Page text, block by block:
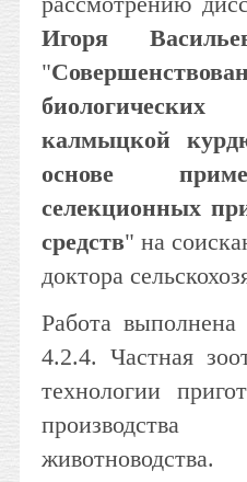
Игоря
"
калмыцкой
основе
селекционных
средств" на
доктора
Работа
4.2.4. Частная
технологии
животноводства.